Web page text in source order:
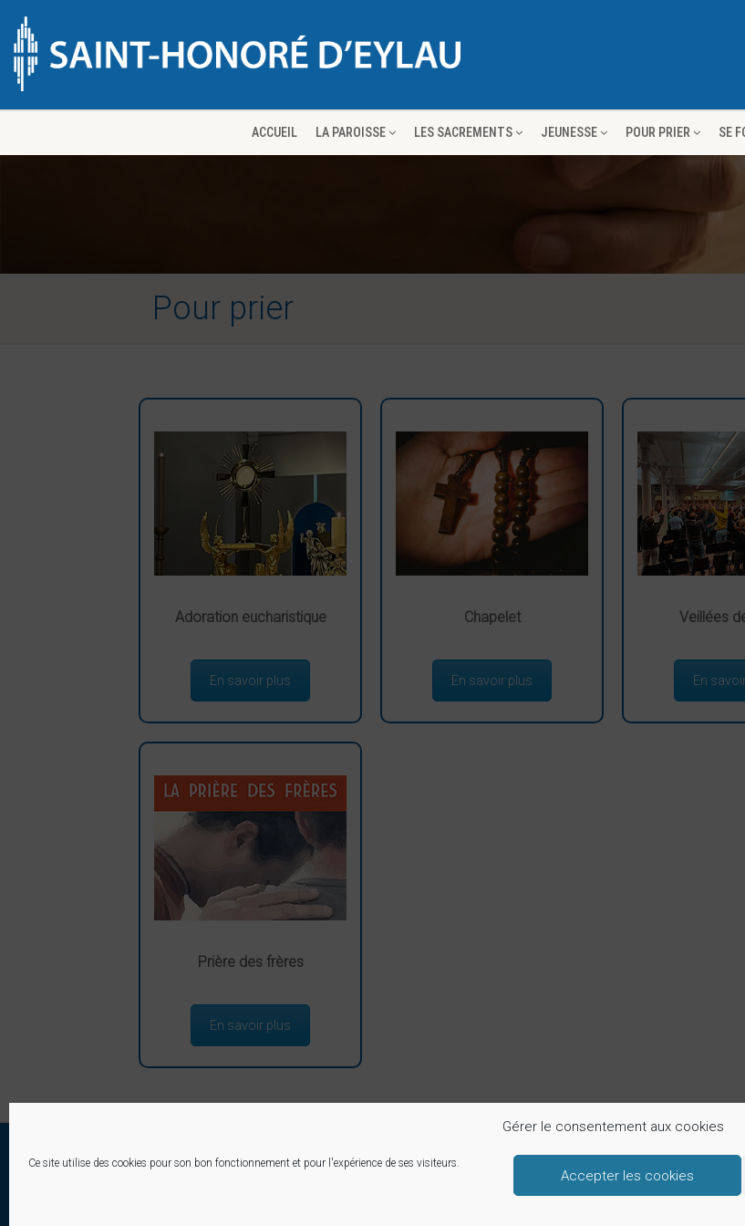
Gérer le consentement aux cookies
Ce site utilise des cookies pour son bon fonctionnement et pour l'expérience de ses visiteurs.
Accepter les cookies
ACCUEIL LA PAROISSE LES SACREMENTS JEUNESSE POUR PRIER SE
Pour prier
Adoration eucharistique
En savoir plus
Chapelet
En savoir plus
Veillées
En
Prière des frères
En savoir plus
----------------------------------------
© 2026 • Paroisse Saint-Honoré d'Eylau • Tous droits